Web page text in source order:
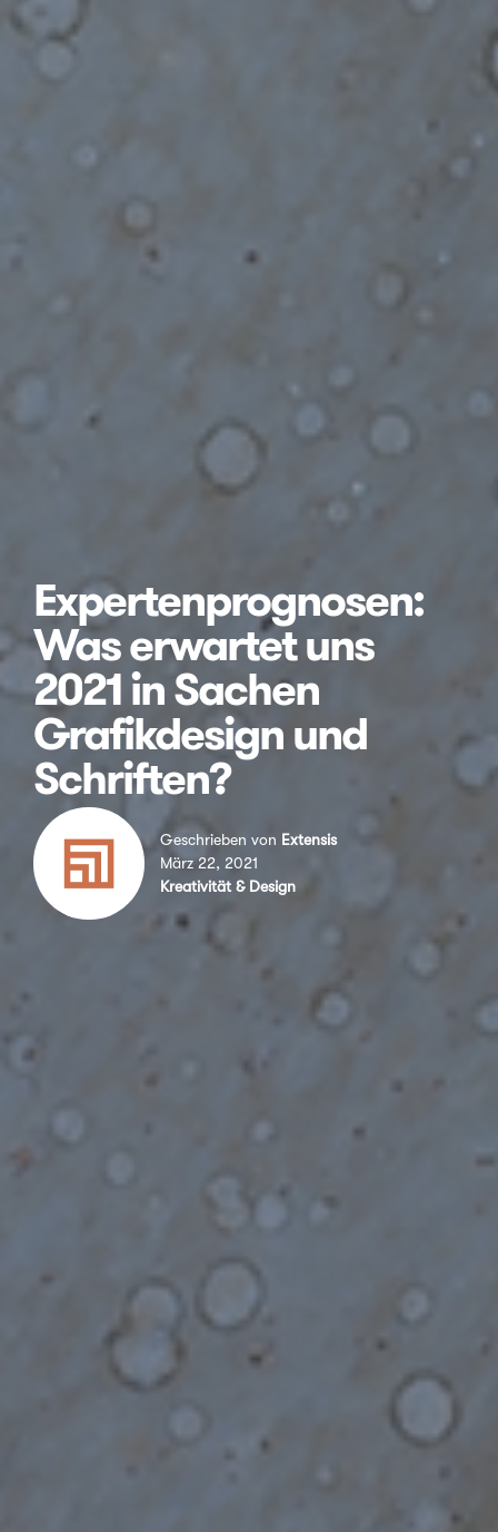
Expertenprognosen:
Was erwartet uns
2021 in Sachen
Grafikdesign und
Schriften?
Geschrieben von Extensis
März 22, 2021
Kreativität & Design